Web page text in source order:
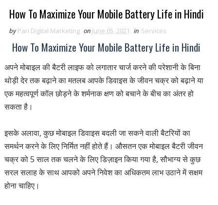
How To Maximize Your Mobile Battery Life in Hindi
by Pari Digital Marketing on June 05, 2021 in Services
How To Maximize Your Mobile Battery Life in Hindi
अपने मोबाइल की बैटरी लाइफ को लगातार चार्ज करने की परेशानी के बिना
थोड़ी देर तक बढ़ाने का मतलब आपके डिवाइस के जीवन चक्र को बढ़ाने या
एक महत्वपूर्ण कॉल छोड़ने के शर्मनाक क्षण को बचाने के बीच का अंतर हो
सकता है।
इसके अलावा, कुछ मोबाइल डिवाइस बदली जा सकने वाली बैटरियों का
समर्थन करने के लिए निर्मित नहीं होते हैं। औसतन एक मोबाइल बैटरी जीवन
चक्र को 5 साल तक चलने के लिए डिज़ाइन किया गया है, सौभाग्य से कुछ
सरल सलाह के साथ आपको अपने निवेश का अधिकतम लाभ उठाने में सक्षम
होना चाहिए।